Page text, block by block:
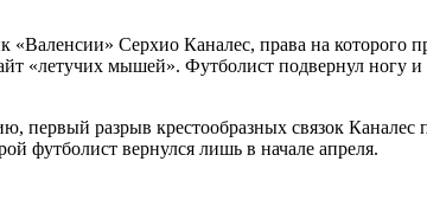
Серхио Каналес, права на которого
«летучих мышей». Футболист подвернул ногу
первый разрыв крестообразных связок
футболист вернулся лишь в начале апреля.